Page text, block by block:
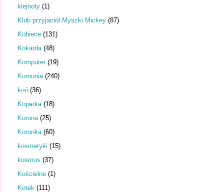
klejnoty (1)
Klub przyjaciół Myszki Mickey (87)
Kobiece (131)
Kokarda (48)
Komputer (19)
Komunia (240)
koń (36)
Koparka (18)
Korona (25)
Koronka (60)
kosmetyki (15)
kosmos (37)
Kościelne (1)
Kotek (111)